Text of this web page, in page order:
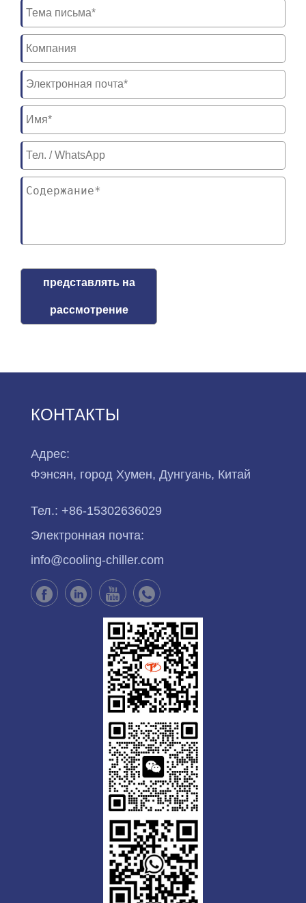
представлять на
рассмотрение
КОНТАКТЫ
Адрес:
Фэнсян, город Хумен, Дунгуань, Китай
Тел.: +86-15302636029
Электронная почта:
info@cooling-chiller.com